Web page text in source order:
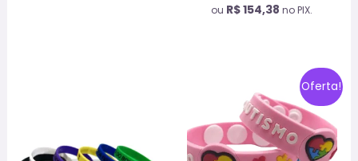
ou R$154,38 no PIX.
Oferta!
preço
original
era:
R$ 24,90.
O
preço
atual
é:
R$ 9,97.
Este
tem